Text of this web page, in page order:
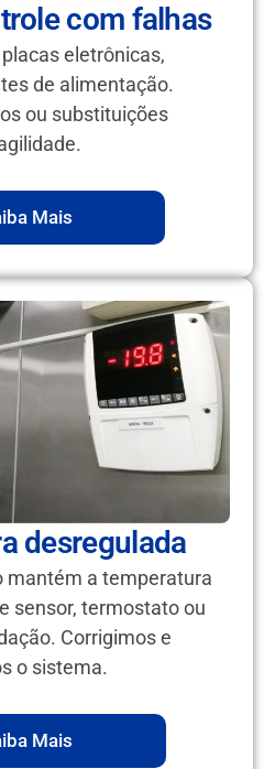
com falhas
eletrônicas,
de alimentação.
ou substituições
Mais
desregulada
mantém a temperatura
sensor, termostato ou
Corrigimos e
o sistema.
Mais